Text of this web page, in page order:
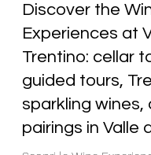
EVENTS
Discover the
Experiences at
Trentino: cellar
guided tours,
sparkling wines,